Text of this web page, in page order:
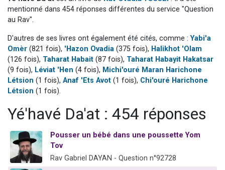
2 personnes viennent de nous rejoindre sur WhatsApp
Il reste 49 places pour étudier en groupe sur Zoom
12 nouvelles musiques dans Torah-Box Music
2 personnes viennent de nous rejoindre sur WhatsApp
mentionné dans 454 réponses différentes du service "Question
au Rav".
D'autres de ses livres ont également été cités, comme : Yabi'a
Omèr (821 fois), 'Hazon Ovadia (375 fois), Halikhot 'Olam
(126 fois), Taharat Habait (87 fois), Taharat Habayit Hakatsar
(9 fois), Léviat 'Hen (4 fois), Michi'ouré Maran Harichone
Létsion (1 fois), Anaf 'Ets Avot (1 fois), Chi'ouré Harichone
Létsion (1 fois).
Yé'havé Da'at : 454 réponses
Pousser un bébé dans une poussette Yom
Tov
Rav Gabriel DAYAN - Question n°92728